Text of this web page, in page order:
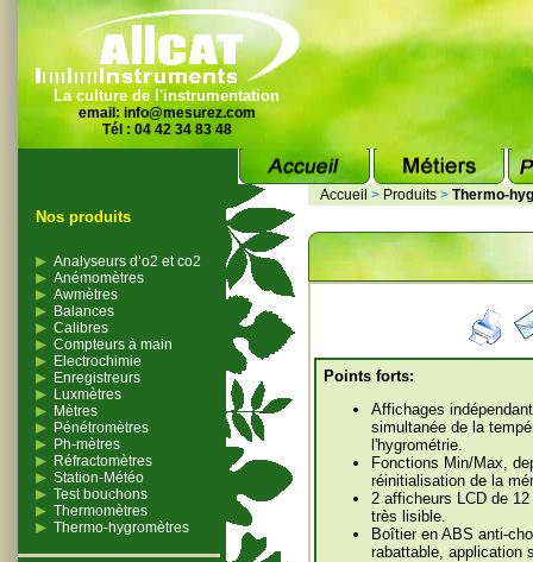
La culture de l'instrumentation
email: info@mesurez.com
Tél : 04 42 34 83 48
Nos produits
Analyseurs d’o2 et co2
Anémomètres
Awmètres
Balances
Calibres
Compteurs à main
Electrochimie
Enregistreurs
Luxmètres
Mètres
Pénétromètres
Ph-mètres
Réfractomètres
Station-Météo
Test bouchons
Thermomètres
Thermo-hygromètres
Accueil > Produits > Thermo-
Points forts:
Affichages
simultanée de la
l'hygrométrie.
Fonctions Min/Max,
réinitialisation de la
2 afficheurs LCD de
très lisible.
Boîtier en ABS anti-
rabattable, application